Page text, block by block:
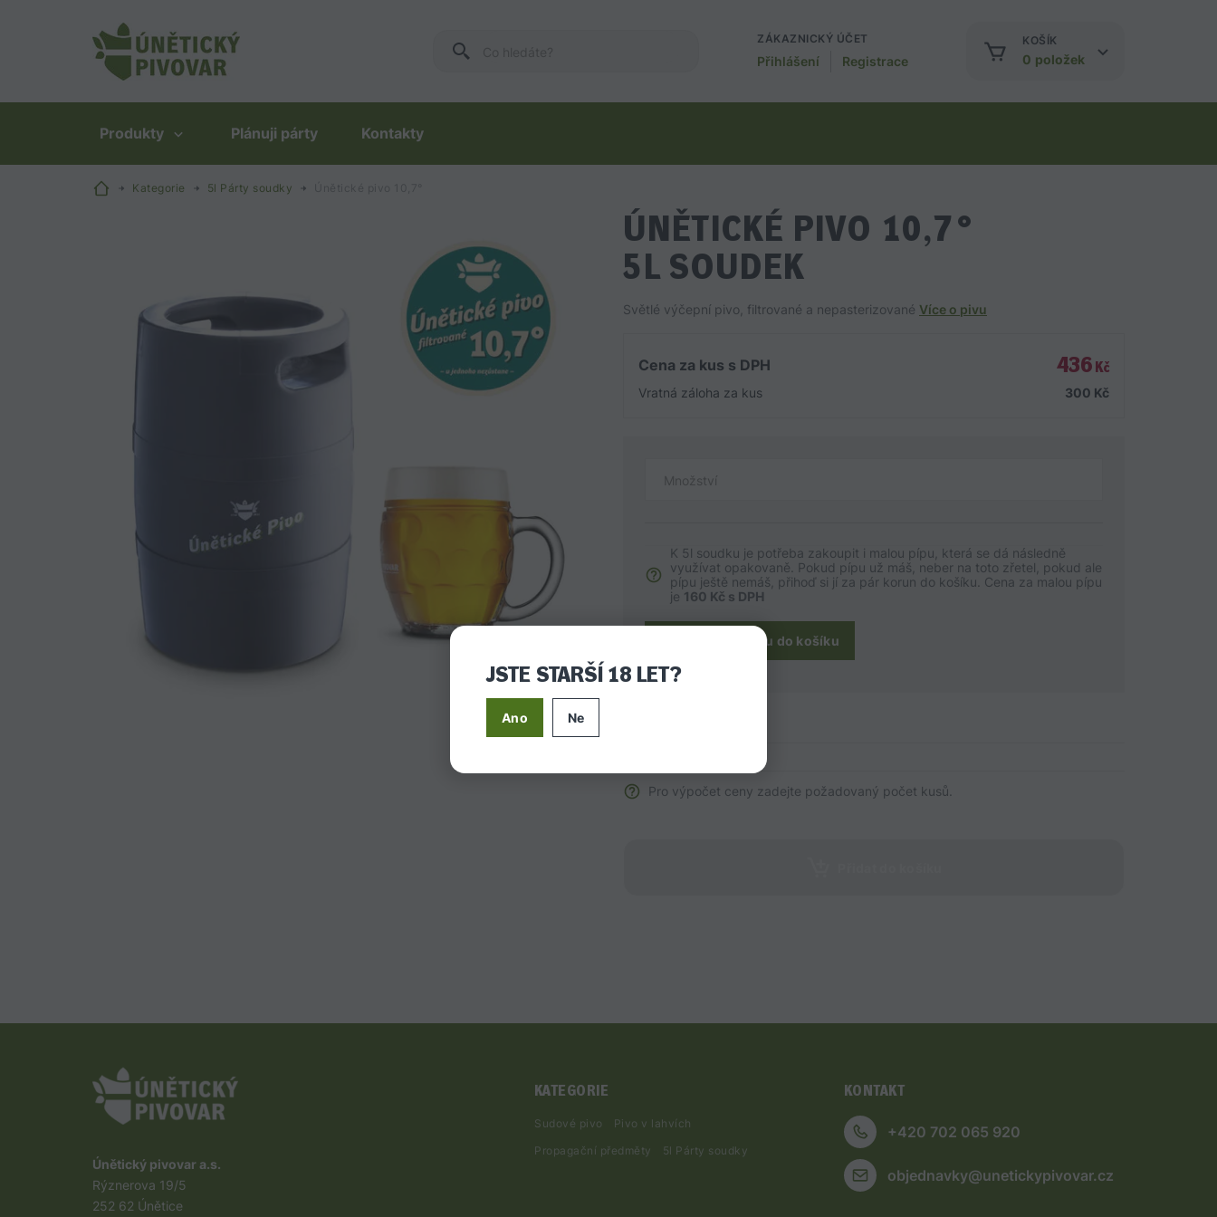
JSTE STARŠÍ 18 LET?
Ano Ne
ZÁKAZNICKÝ ÚČET
Přihlášení Registrace
KOŠÍK
0 položek
Produkty Plánuji párty Kontakty
Kategorie 5l Párty soudky
ÚNĚTICKÉ PIVO 10,7°
5L SOUDEK
Světlé výčepní pivo, filtrované a nepasterizované Více o pivu
Cena za kus s DPH 436 Kč
Vratná záloha za kus 300 Kč
Množství
K 5l soudku je potřeba zakoupit i malou pípu, která se dá následně
využívat opakovaně. Pokud pípu už máš, neber na toto zřetel, pokud ale
pípu ještě nemáš, přihoď si jí za pár korun do košíku. Cena za malou pípu
je 160 Kč s DPH
Přidat malou pípu do košíku
Pro výpočet ceny zadejte požadovaný počet kusů.
Únětický pivovar a.s.
Rýznerova 19/5
252 62 Únětice
KATEGORIE
Sudové pivo
Pivo v lahvích
Propagační předměty
5l Párty soudky
KONTAKT
+420 702 065 920
objednavky@unetickypivovar.cz